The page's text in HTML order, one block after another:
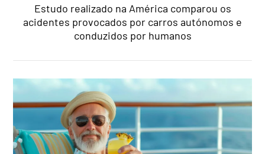
Estudo realizado na América comparou os
acidentes provocados por carros autónomos e
conduzidos por humanos